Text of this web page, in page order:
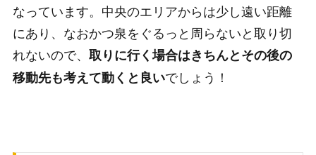
なっています。中央のエリアからは少し遠い距離
にあり、なおかつ泉をぐるっと周らないと取り切
れないので、 取りに行く場合はきちんとその後の
移動先も考えて動くと良いでしょう！